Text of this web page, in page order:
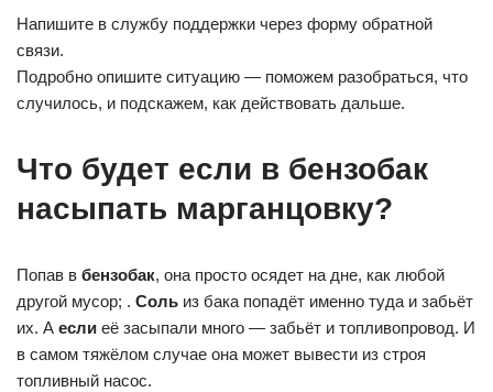
Напишите в службу поддержки через форму обратной
связи.
Подробно опишите ситуацию — поможем разобраться, что
случилось, и подскажем, как действовать дальше.
Что будет если в бензобак
насыпать марганцовку?
Попав в бензобак, она просто осядет на дне, как любой
другой мусор; . Соль из бака попадёт именно туда и забьёт
их. А если её засыпали много — забьёт и топливопровод. И
в самом тяжёлом случае она может вывести из строя
топливный насос.